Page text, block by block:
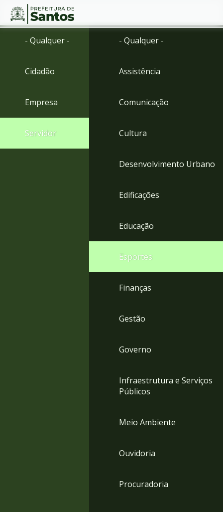
Ir
menu
para
Conteúdo
- Qualquer -
Cidadão
Empresa
Servidor
- Qualquer -
Assistência
Comunicação
Cultura
Desenvolvimento Urbano
Edificações
Educação
Esportes
Finanças
Gestão
Governo
Infraestrutura e Serviços
Públicos
Meio Ambiente
Ouvidoria
Procuradoria